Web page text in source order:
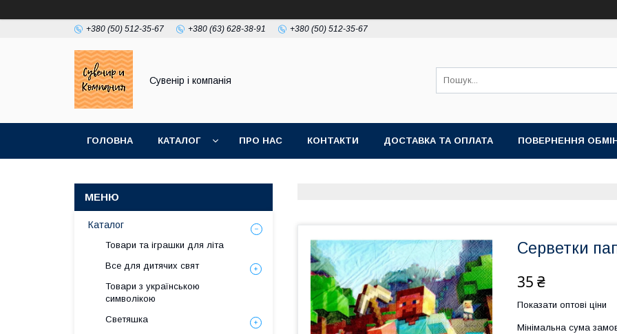
+380 (50) 512-35-67 +380 (63) 628-38-91 +380 (50) 512-35-67
Сувенір і компанія
ГОЛОВНА КАТАЛОГ ПРО НАС КОНТАКТИ ДОСТАВКА ТА ОПЛАТА ПОВЕРНЕННЯ
Серветки
35 ₴
Показати оптові ціни
Мінімальна сума
Каталог
Товари та іграшки для літа
Все для дитячих свят
Товари з українською
символікою
Светяшка